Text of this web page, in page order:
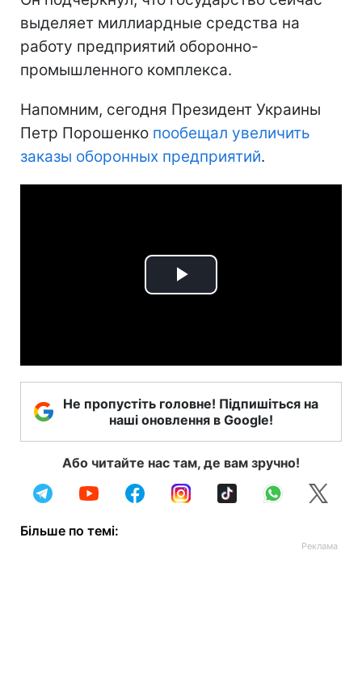
выделяет миллиардные средства на
работу предприятий оборонно-
промышленного комплекса.
Напомним, сегодня Президент Украины
Петр Порошенко пообещал увеличить
заказы оборонных предприятий.
Play
Не пропустіть головне! Підпишіться на
наші оновлення в Google!
Або читайте нас там, де вам зручно!
Більше по темі: